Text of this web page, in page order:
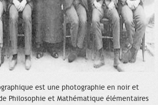
est une photographie en noir et
Philosophie et Mathématique élémentaires